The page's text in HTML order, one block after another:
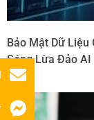
Bảo Mật Dữ Liệu
Sóng Lừa Đảo AI